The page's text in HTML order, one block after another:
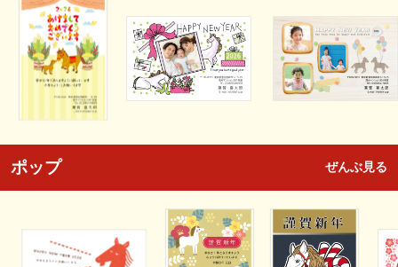
ポップ ぜんぶ見る